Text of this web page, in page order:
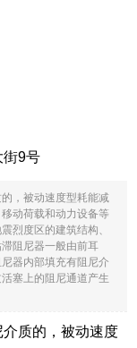
街9号
，被动速度型耗能减
动荷载和动力设备等
烈度区的建筑结构、
阻尼器一般由前耳
器内部填充有阻尼介
塞上的阻尼通道产生
质的，被动速度